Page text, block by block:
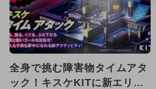
2025年9月のイベント
2026年1月のイベント
2025年3月のイベント
全身で挑む障害物タイムアタ
ック！キスケKITに新エリア